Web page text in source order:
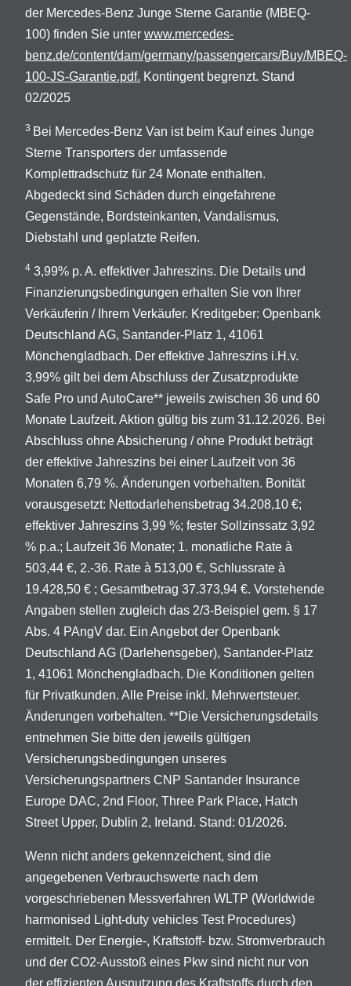
der Mercedes-Benz Junge Sterne Garantie (MBEQ-
100) finden Sie unter www.mercedes-
benz.de/content/dam/germany/passengercars/Buy/MBEQ-
100-JS-Garantie.pdf. Kontingent begrenzt. Stand
02/2025
3 Bei Mercedes-Benz Van ist beim Kauf eines Junge
Sterne Transporters der umfassende
Komplettradschutz für 24 Monate enthalten.
Abgedeckt sind Schäden durch eingefahrene
Gegenstände, Bordsteinkanten, Vandalismus,
Diebstahl und geplatzte Reifen.
4 3,99% p. A. effektiver Jahreszins. Die Details und
Finanzierungsbedingungen erhalten Sie von Ihrer
Verkäuferin / Ihrem Verkäufer. Kreditgeber: Openbank
Deutschland AG, Santander-Platz 1, 41061
Mönchengladbach. Der effektive Jahreszins i.H.v.
3,99% gilt bei dem Abschluss der Zusatzprodukte
Safe Pro und AutoCare** jeweils zwischen 36 und 60
Monate Laufzeit. Aktion gültig bis zum 31.12.2026. Bei
Abschluss ohne Absicherung / ohne Produkt beträgt
der effektive Jahreszins bei einer Laufzeit von 36
Monaten 6,79 %. Änderungen vorbehalten. Bonität
vorausgesetzt: Nettodarlehensbetrag 34.208,10 €;
effektiver Jahreszins 3,99 %; fester Sollzinssatz 3,92
% p.a.; Laufzeit 36 Monate; 1. monatliche Rate à
503,44 €, 2.-36. Rate à 513,00 €, Schlussrate à
19.428,50 € ; Gesamtbetrag 37.373,94 €. Vorstehende
Angaben stellen zugleich das 2/3-Beispiel gem. § 17
Abs. 4 PAngV dar. Ein Angebot der Openbank
Deutschland AG (Darlehensgeber), Santander-Platz
1, 41061 Mönchengladbach. Die Konditionen gelten
für Privatkunden. Alle Preise inkl. Mehrwertsteuer.
Änderungen vorbehalten. **Die Versicherungsdetails
entnehmen Sie bitte den jeweils gültigen
Versicherungsbedingungen unseres
Versicherungspartners CNP Santander Insurance
Europe DAC, 2nd Floor, Three Park Place, Hatch
Street Upper, Dublin 2, Ireland. Stand: 01/2026.
Wenn nicht anders gekennzeichent, sind die
angegebenen Verbrauchswerte nach dem
vorgeschriebenen Messverfahren WLTP (Worldwide
harmonised Light-duty vehicles Test Procedures)
ermittelt. Der Energie-, Kraftstoff- bzw. Stromverbrauch
und der CO2-Ausstoß eines Pkw sind nicht nur von